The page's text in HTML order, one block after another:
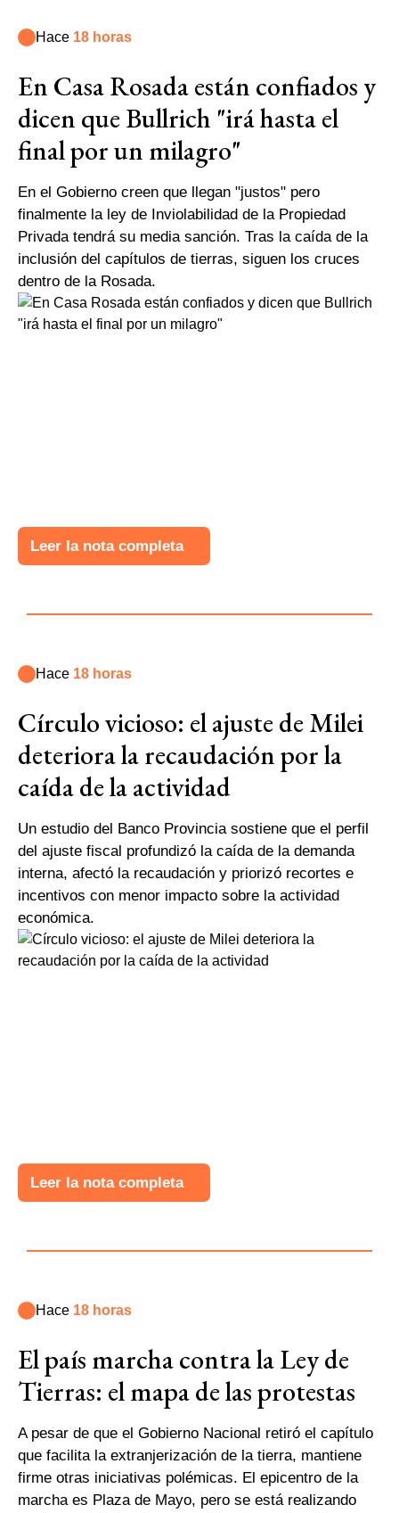
Hace 18 horas
En Casa Rosada están confiados y
dicen que Bullrich "irá hasta el
final por un milagro"
En el Gobierno creen que llegan "justos" pero
finalmente la ley de Inviolabilidad de la Propiedad
Privada tendrá su media sanción. Tras la caída de la
inclusión del capítulos de tierras, siguen los cruces
dentro de la Rosada.
Leer la nota completa
Hace 18 horas
Círculo vicioso: el ajuste de Milei
deteriora la recaudación por la
caída de la actividad
Un estudio del Banco Provincia sostiene que el perfil
del ajuste fiscal profundizó la caída de la demanda
interna, afectó la recaudación y priorizó recortes e
incentivos con menor impacto sobre la actividad
económica.
Leer la nota completa
Hace 18 horas
El país marcha contra la Ley de
Tierras: el mapa de las protestas
A pesar de que el Gobierno Nacional retiró el capítulo
que facilita la extranjerización de la tierra, mantiene
firme otras iniciativas polémicas. El epicentro de la
marcha es Plaza de Mayo, pero se está realizando